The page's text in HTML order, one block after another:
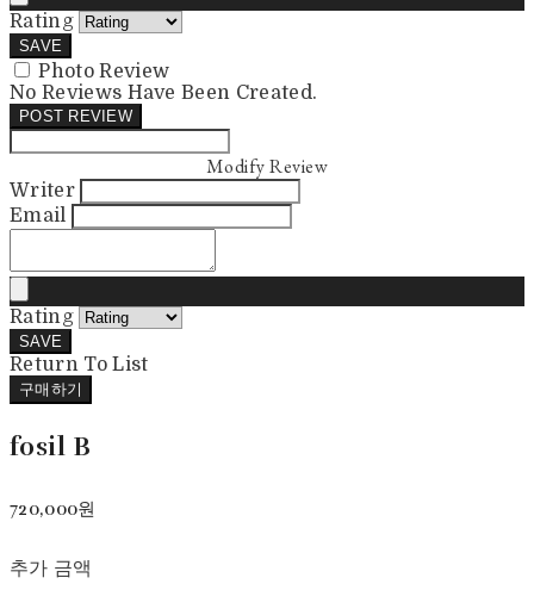
Rating
SAVE
Photo Review
No Reviews Have Been Created.
POST REVIEW
Modify Review
Writer
Email
Rating
SAVE
Return To List
구매하기
fosil B
720,000원
추가 금액